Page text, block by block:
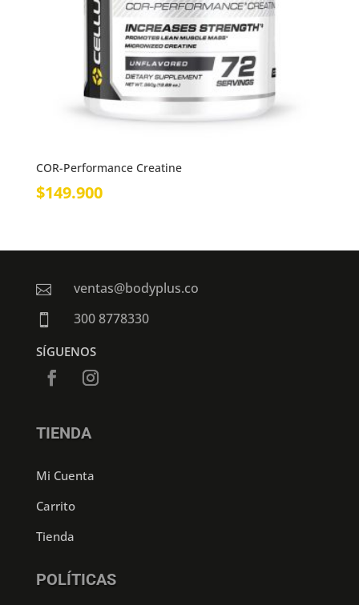
COR-Performance Creatine
$149.900
 ventas@bodyplus.co
 300 8778330
SÍGUENOS
TIENDA
Mi Cuenta
Carrito
Tienda
POLÍTICAS